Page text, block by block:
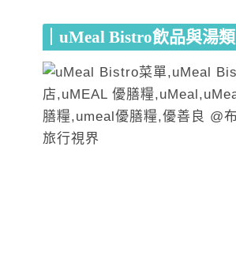
｜uMeal Bistro飲品與湯類